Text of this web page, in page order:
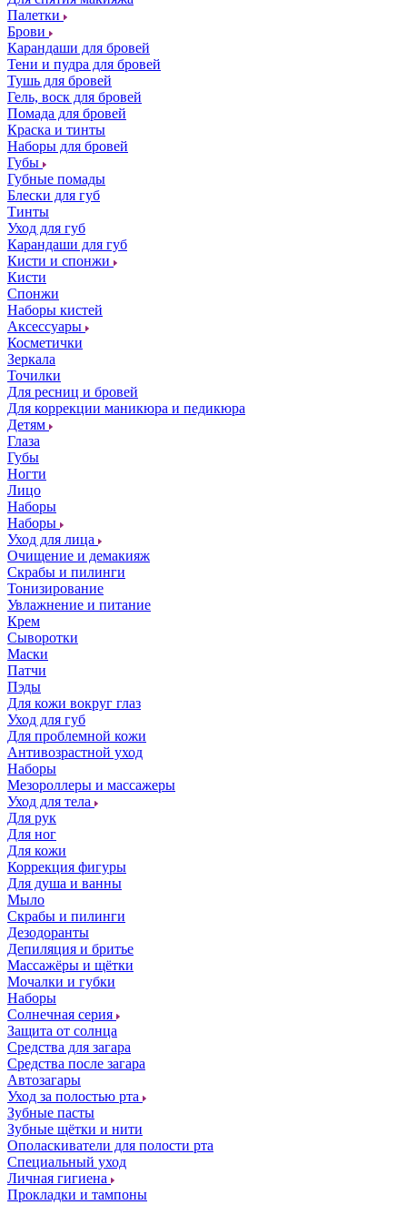
Палетки
Брови
Карандаши для бровей
Тени и пудра для бровей
Тушь для бровей
Гель, воск для бровей
Помада для бровей
Краска и тинты
Наборы для бровей
Губы
Губные помады
Блески для губ
Тинты
Уход для губ
Карандаши для губ
Кисти и спонжи
Кисти
Спонжи
Наборы кистей
Аксессуары
Косметички
Зеркала
Точилки
Для ресниц и бровей
Для коррекции маникюра и педикюра
Детям
Глаза
Губы
Ногти
Лицо
Наборы
Наборы
Уход для лица
Очищение и демакияж
Скрабы и пилинги
Тонизирование
Увлажнение и питание
Крем
Сыворотки
Маски
Патчи
Пэды
Для кожи вокруг глаз
Уход для губ
Для проблемной кожи
Антивозрастной уход
Наборы
Мезороллеры и массажеры
Уход для тела
Для рук
Для ног
Для кожи
Коррекция фигуры
Для душа и ванны
Мыло
Скрабы и пилинги
Дезодоранты
Депиляция и бритье
Массажёры и щётки
Мочалки и губки
Наборы
Солнечная серия
Защита от солнца
Средства для загара
Средства после загара
Автозагары
Уход за полостью рта
Зубные пасты
Зубные щётки и нити
Ополаскиватели для полости рта
Специальный уход
Личная гигиена
Прокладки и тампоны